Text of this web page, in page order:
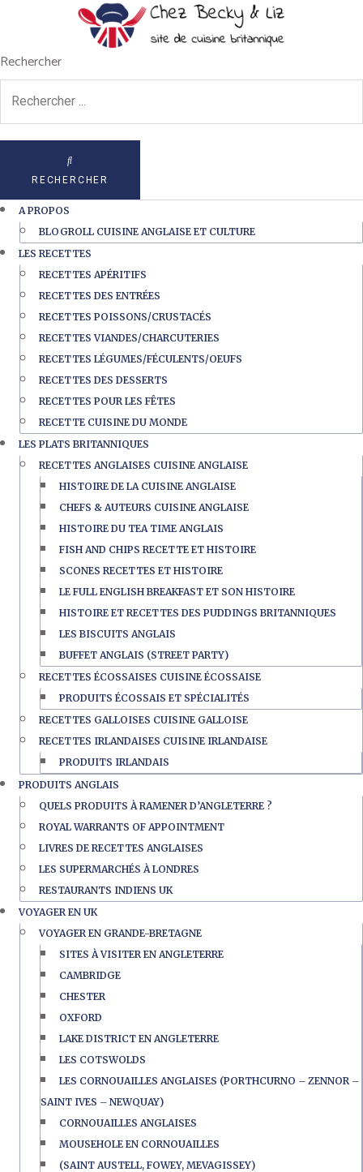
Rechercher
RECHERCHER
A PROPOS
BLOGROLL CUISINE ANGLAISE ET CULTURE
LES RECETTES
RECETTES APÉRITIFS
RECETTES DES ENTRÉES
RECETTES POISSONS/CRUSTACÉS
RECETTES VIANDES/CHARCUTERIES
RECETTES LÉGUMES/FÉCULENTS/OEUFS
RECETTES DES DESSERTS
RECETTES POUR LES FÊTES
RECETTE CUISINE DU MONDE
LES PLATS BRITANNIQUES
RECETTES ANGLAISES CUISINE ANGLAISE
HISTOIRE DE LA CUISINE ANGLAISE
CHEFS & AUTEURS CUISINE ANGLAISE
HISTOIRE DU TEA TIME ANGLAIS
FISH AND CHIPS RECETTE ET HISTOIRE
SCONES RECETTES ET HISTOIRE
LE FULL ENGLISH BREAKFAST ET SON HISTOIRE
HISTOIRE ET RECETTES DES PUDDINGS BRITANNIQUES
LES BISCUITS ANGLAIS
BUFFET ANGLAIS (STREET PARTY)
RECETTES ÉCOSSAISES CUISINE ÉCOSSAISE
PRODUITS ÉCOSSAIS ET SPÉCIALITÉS
RECETTES GALLOISES CUISINE GALLOISE
RECETTES IRLANDAISES CUISINE IRLANDAISE
PRODUITS IRLANDAIS
PRODUITS ANGLAIS
QUELS PRODUITS À RAMENER D’ANGLETERRE ?
ROYAL WARRANTS OF APPOINTMENT
LIVRES DE RECETTES ANGLAISES
LES SUPERMARCHÉS À LONDRES
RESTAURANTS INDIENS UK
VOYAGER EN UK
VOYAGER EN GRANDE-BRETAGNE
SITES À VISITER EN ANGLETERRE
CAMBRIDGE
CHESTER
OXFORD
LAKE DISTRICT EN ANGLETERRE
LES COTSWOLDS
LES CORNOUAILLES ANGLAISES (PORTHCURNO – ZENNOR –
SAINT IVES – NEWQUAY)
CORNOUAILLES ANGLAISES
MOUSEHOLE EN CORNOUAILLES
(SAINT AUSTELL, FOWEY, MEVAGISSEY)